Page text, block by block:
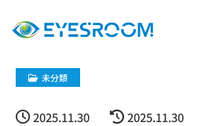
未分類
2025.11.30 2025.11.30